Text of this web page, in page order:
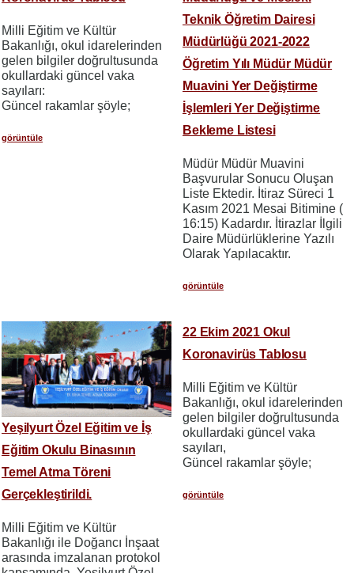
Milli Eğitim ve Kültür
Bakanlığı, okul idarelerinden
gelen bilgiler doğrultusunda
okullardaki güncel vaka
sayıları:
Güncel rakamlar şöyle;
görüntüle
Teknik Öğretim Dairesi
Müdürlüğü 2021-2022
Öğretim Yılı Müdür Müdür
Muavini Yer Değiştirme
İşlemleri Yer Değiştirme
Bekleme Listesi
Müdür Müdür Muavini
Başvurular Sonucu Oluşan
Liste Ektedir. İtiraz Süreci 1
Kasım 2021 Mesai Bitimine (
16:15) Kadardır. İtirazlar İlgili
Daire Müdürlüklerine Yazılı
Olarak Yapılacaktır.
görüntüle
Yeşilyurt Özel Eğitim ve İş
Eğitim Okulu Binasının
Temel Atma Töreni
Gerçekleştirildi.
Milli Eğitim ve Kültür
Bakanlığı ile Doğancı İnşaat
arasında imzalanan protokol
22 Ekim 2021 Okul
Koronavirüs Tablosu
Milli Eğitim ve Kültür
Bakanlığı, okul idarelerinden
gelen bilgiler doğrultusunda
okullardaki güncel vaka
sayıları,
Güncel rakamlar şöyle;
görüntüle